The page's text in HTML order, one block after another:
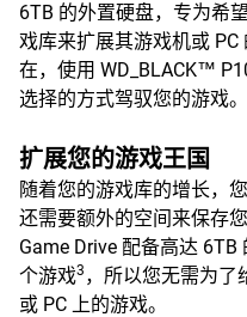
6TB 的外置硬盘，专为希
戏库来扩展其游戏机或
在，使用 WD_BLACK™
选择的方式驾驭您的游戏。
扩展您的游戏王国
随着您的游戏库的增长，
还需要额外的空间来保存
Game Drive 配备高达
个游戏3 ，所以您无需为了
或 PC 上的游戏。